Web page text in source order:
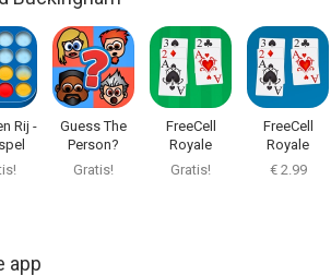
Rij -
Guess The
Person?
Gratis!
FreeCell
Royale
Solitaire
Gratis!
FreeCell
Royale
Solitaire Pro
€ 2.99
app